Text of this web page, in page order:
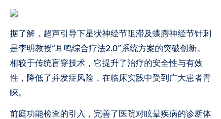
据了解，超声引导下星状神经节阻滞及蝶腭神经节针刺
是李明教授“耳鸣综合疗法2.0”系统方案的突破创新。
相较于传统盲穿技术，它提升了治疗的安全性与有效
性，降低了并发症风险，在临床实践中受到广大患者青
睐。
前庭功能检查的引入，完善了医院对眩晕疾病的诊断体